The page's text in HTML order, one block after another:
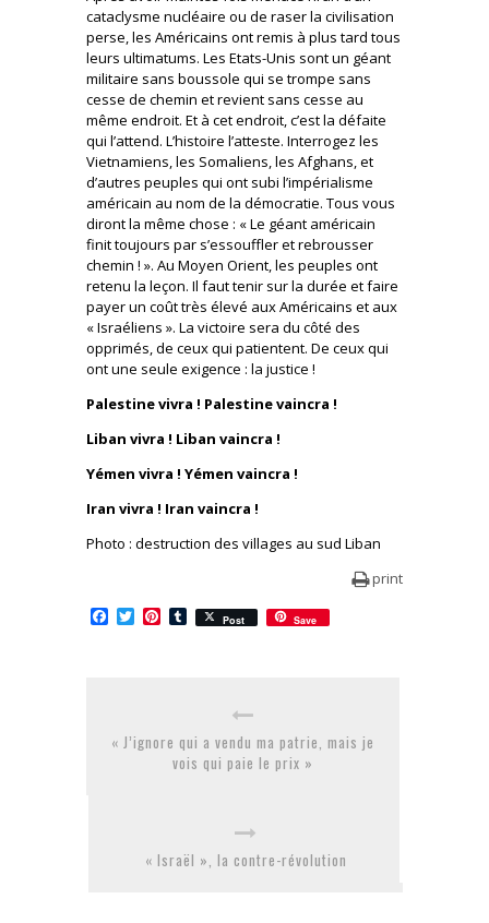
cataclysme nucléaire ou de raser la civilisation
perse, les Américains ont remis à plus tard tous
leurs ultimatums. Les Etats-Unis sont un géant
militaire sans boussole qui se trompe sans
cesse de chemin et revient sans cesse au
même endroit. Et à cet endroit, c’est la défaite
qui l’attend. L’histoire l’atteste. Interrogez les
Vietnamiens, les Somaliens, les Afghans, et
d’autres peuples qui ont subi l’impérialisme
américain au nom de la démocratie. Tous vous
diront la même chose : « Le géant américain
finit toujours par s’essouffler et rebrousser
chemin ! ». Au Moyen Orient, les peuples ont
retenu la leçon. Il faut tenir sur la durée et faire
payer un coût très élevé aux Américains et aux
« Israéliens ». La victoire sera du côté des
opprimés, de ceux qui patientent. De ceux qui
ont une seule exigence : la justice !
Palestine vivra ! Palestine vaincra !
Liban vivra ! Liban vaincra !
Yémen vivra ! Yémen vaincra !
Iran vivra ! Iran vaincra !
Photo : destruction des villages au sud Liban
print
Facebook
TwitterPinterest
Tumblr
Post Save
« J’ignore qui a vendu ma patrie, mais je
vois qui paie le prix »
« Israël », la contre-révolution